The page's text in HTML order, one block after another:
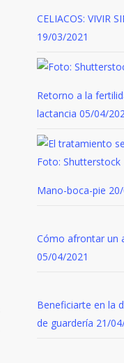
CELIACOS: VIVIR
19/03/2021
Retorno a la
lactancia 05/04/
Mano-boca-pie
Cómo afrontar un
05/04/2021
Beneficiarte en la
de guardería 21/